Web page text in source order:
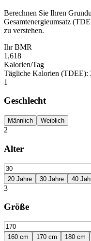
Berechnen Sie Ihren
Gesamtenergieumsatz
zu verstehen.
Ihr BMR
1,618
Kalorien/Tag
Tägliche Kalorien (TDEE):
1
Geschlecht
Männlich Weiblich
2
Alter
20 Jahre 30 Jahre 40
3
Größe
160 cm 170 cm 180 cm